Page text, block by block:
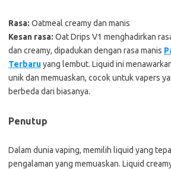
Rasa: Oatmeal creamy dan manis
Kesan rasa: Oat Drips V1 menghadirkan
dan creamy, dipadukan dengan rasa manis
Terbaruyang lembut. Liquid ini
unik dan memuaskan, cocok untuk vapers
berbeda dari biasanya.
Penutup
Dalam dunia vaping, memilih liquid yang
pengalaman yang memuaskan. Liquid